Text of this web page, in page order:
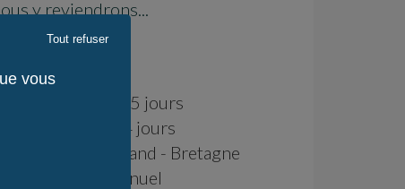
y reviendrons...
: en stock
: 10-15 jours
Rétractation : 14 jours
fabrication : Celtland - Bretagne
fabrication : Manuel
vous
Tout refuser